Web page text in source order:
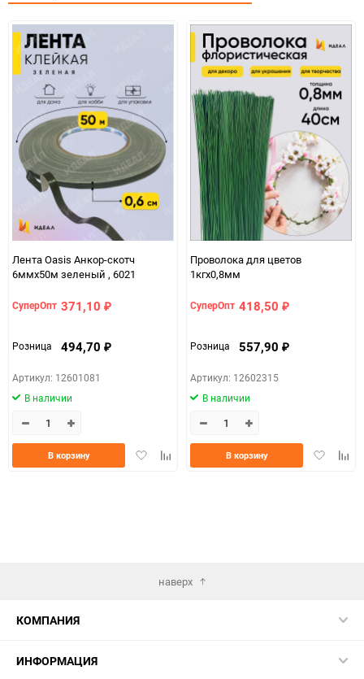
Лента Oasis Анкор-скотч
6ммx50м зеленый , 6021
СуперОпт 371,10 ₽
Розница 494,70 ₽
Артикул: 12601081
В наличии
ДобавитьДобавить
В корзину
Проволока для цветов
1кгx0,8мм
СуперОпт 418,50 ₽
Розница 557,90 ₽
Артикул: 12602315
В наличии
Добавить
В корзину
наверх
КОМПАНИЯ
ИНФОРМАЦИЯ